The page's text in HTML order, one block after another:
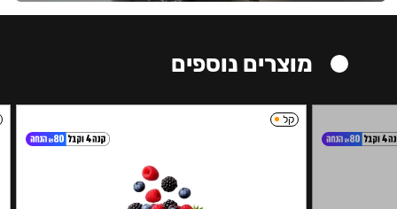
מוצרים נוספים
קל